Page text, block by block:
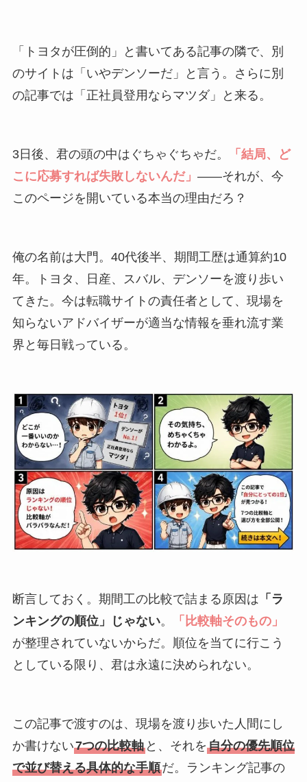
「トヨタが圧倒的」と書いてある記事の隣で、別
のサイトは「いやデンソーだ」と言う。さらに別
の記事では「正社員登用ならマツダ」と来る。
3日後、君の頭の中はぐちゃぐちゃだ。
「結局、ど
こに応募すれば失敗しないんだ」 ――それが、今
このページを開いている本当の理由だろ？
俺の名前は大門。40代後半、期間工歴は通算約10
年。トヨタ、日産、スバル、デンソーを渡り歩い
てきた。今は転職サイトの責任者として、現場を
知らないアドバイザーが適当な情報を垂れ流す業
界と毎日戦っている。
断言しておく。期間工の比較で詰まる原因は 「ラ
ンキングの順位」じゃない。
「比較軸そのもの」
が整理されていないからだ。順位を当てに行こう
としている限り、君は永遠に決められない。
この記事で渡すのは、現場を渡り歩いた人間にし
か書けない7つの比較軸と、それを自分の優先順位
で並び替える具体的な手順だ。ランキング記事の